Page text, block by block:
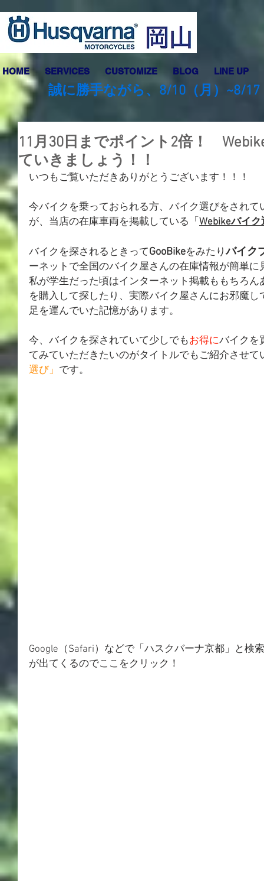
HOME SERVICES CUSTOMIZE BLOG LINE UP
誠に勝手ながら、8/10（月）~8/
11月30日までポイント2倍！
ていきましょう！！
いつもご覧いただきありがとうございます！！！
今バイクを乗っておられる方、バイク選びをされ
が、当店の在庫車両を掲載している「 Webikeバイク
バイクを探されるときってGooBikeをみたりバイク
ーネットで全国のバイク屋さんの在庫情報が簡単
私が学生だった頃はインターネット掲載ももちろん
を購入して探したり、実際バイク屋さんにお邪魔
足を運んでいた記憶があります。
今、バイクを探されていて少しでもお得にバイクを
てみていただきたいのがタイトルでもご紹介させて
選び」 です。
Google（Safari）などで「ハスクバーナ京都」と検
が出てくるのでここをクリック！